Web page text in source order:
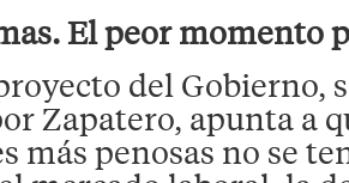
El peor momento
del Gobierno,
Zapatero, apunta a
más penosas no se